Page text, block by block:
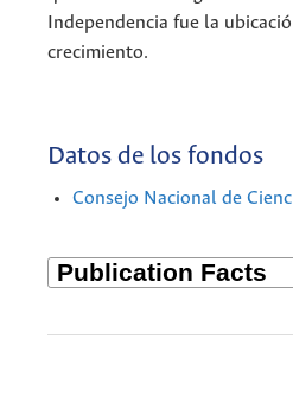
Independencia fue la
crecimiento.
Datos de los fondos
Consejo Nacional de